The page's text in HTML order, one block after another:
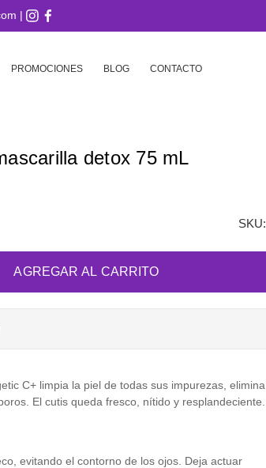
|
PROMOCIONES BLOG CONTACTO
detox 75 mL
SKU:
C+ limpia la piel de todas sus impurezas, elimina
El cutis queda fresco, nítido y resplandeciente.
evitando el contorno de los ojos. Deja actuar